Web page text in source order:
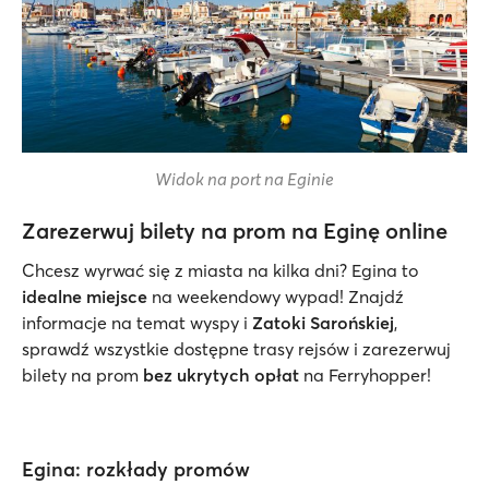
Widok na port na Eginie
Zarezerwuj bilety na prom na Eginę online
Chcesz wyrwać się z miasta na kilka dni? Egina to
idealne miejsce na weekendowy wypad! Znajdź
informacje na temat wyspy i Zatoki Sarońskiej,
sprawdź wszystkie dostępne trasy rejsów i zarezerwuj
bilety na prom bez ukrytych opłat na Ferryhopper!
Egina: rozkłady promów